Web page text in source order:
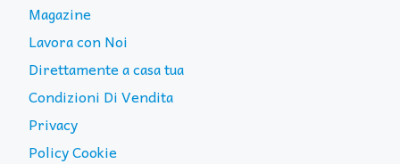
Magazine
Lavora con Noi
Direttamente a casa tua
Condizioni Di Vendita
Privacy
Policy Cookie